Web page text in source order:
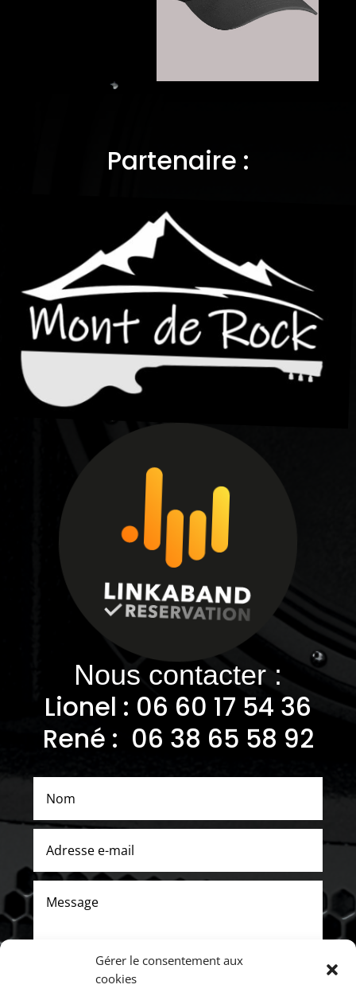
Gérer le consentement aux
cookies
Partenaire :
Nous contacter :
Lionel : 06 60 17 54 36
René : 06 38 65 58 92